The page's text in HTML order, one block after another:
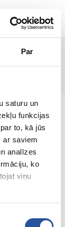
Par
saturu un
funkcijas
to, kā jūs
ar saviem
analīzes
ko
viņu
RU
и
нашей
sada!